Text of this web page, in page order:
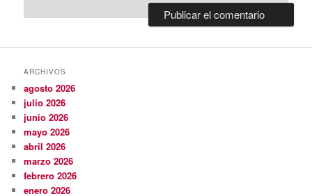
ARCHIVOS
agosto 2026
julio 2026
junio 2026
mayo 2026
abril 2026
marzo 2026
febrero 2026
enero 2026